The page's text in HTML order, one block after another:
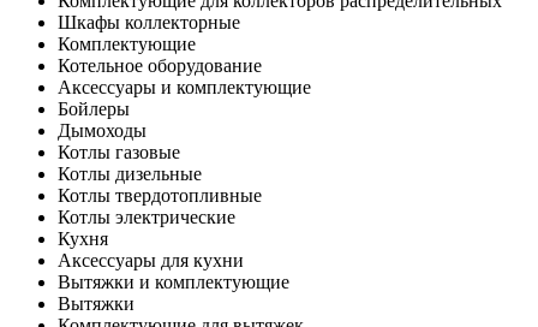
Шкафы коллекторные
Комплектующие
Котельное оборудование
Аксессуары и комплектующие
Бойлеры
Дымоходы
Котлы газовые
Котлы дизельные
Котлы твердотопливные
Котлы электрические
Кухня
Аксессуары для кухни
Вытяжки и комплектующие
Вытяжки